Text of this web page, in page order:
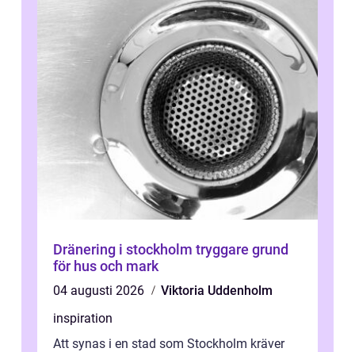
Dränering i stockholm tryggare grund
för hus och mark
04 augusti 2026
Viktoria Uddenholm
inspiration
Att synas i en stad som Stockholm kräver